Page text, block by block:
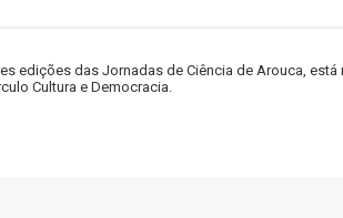
edições das Jornadas de Ciência de Arouca,
Cultura e Democracia.